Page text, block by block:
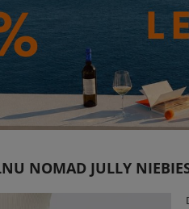
NOMAD JULLY